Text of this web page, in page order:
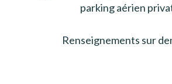
parking aérien
Renseignements sur